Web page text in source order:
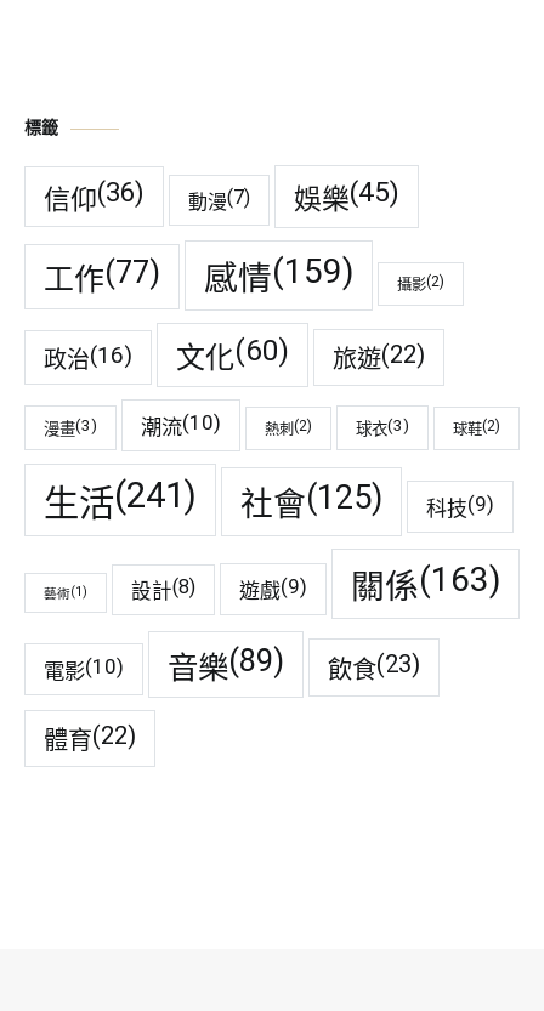
標籤
信仰(36) 動漫(7) 娛樂(45)
工作(77) 感情(159) 攝影(2)
政治(16) 文化(60) 旅遊(22)
漫畫(3) 潮流(10) 熱刺 (2) 球衣(3) 球鞋(2)
生活(241) 社會(125) 科技(9)
藝術(1) 設計(8) 遊戲(9) 關係(163)
電影(10) 音樂(89) 飲食(23)
體育(22)